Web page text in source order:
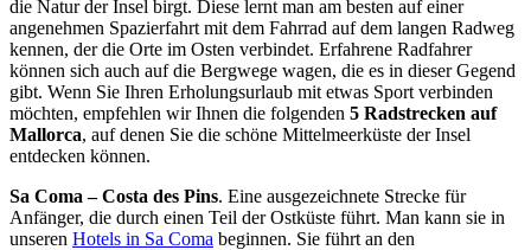
die Natur der Insel birgt. Diese lernt man am besten auf einer
angenehmen Spazierfahrt mit dem Fahrrad auf dem langen Radweg
kennen, der die Orte im Osten verbindet. Erfahrene Radfahrer
können sich auch auf die Bergwege wagen, die es in dieser Gegend
gibt. Wenn Sie Ihren Erholungsurlaub mit etwas Sport verbinden
möchten, empfehlen wir Ihnen die folgenden 5 Radstrecken auf
Mallorca, auf denen Sie die schöne Mittelmeerküste der Insel
entdecken können.
Sa Coma – Costa des Pins. Eine ausgezeichnete Strecke für
Anfänger, die durch einen Teil der Ostküste führt. Man kann sie in
unseren Hotels in Sa Coma beginnen. Sie führt an den